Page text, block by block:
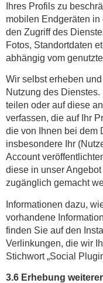
Ihres Profils zu
mobilen Endgeräten
den Zugriff des
Fotos, Standortdaten
abhängig vom
Wir selbst erheben
Nutzung des
teilen oder auf diese
verfassen, die auf Ihr
die von Ihnen bei dem
insbesondere Ihr
Account
diese in unser
zugänglich gemacht
Informationen dazu,
vorhandene
finden Sie auf den
Verlinkungen, die wir
Stichwort „Social
3.6 Erhebung